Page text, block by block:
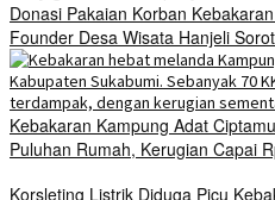
Donasi Pakaian Korban
Founder Desa Wisata Hanjeli
Kebakaran Kampung Adat
Puluhan Rumah, Kerugian Capai
Korsleting Listrik Diduga Picu